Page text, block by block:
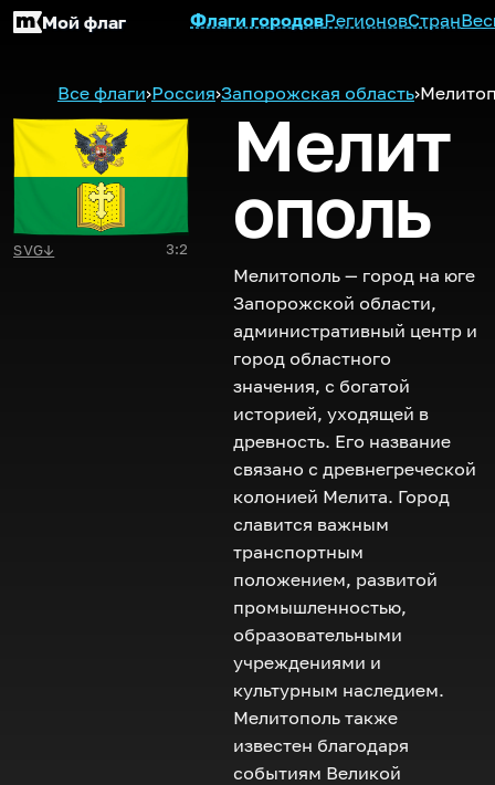
Мой флаг Флаги городовРегионовСтран
Все флаги›Россия›Запорожская область›
SVG↓ 3:2
Мелит
ополь
Мелитополь — город на юге
Запорожской области,
административный центр и
город областного
значения, с богатой
историей, уходящей в
древность. Его название
связано с древнегреческой
колонией Мелита. Город
славится важным
транспортным
положением, развитой
промышленностью,
образовательными
учреждениями и
культурным наследием.
Мелитополь также
известен благодаря
событиям Великой